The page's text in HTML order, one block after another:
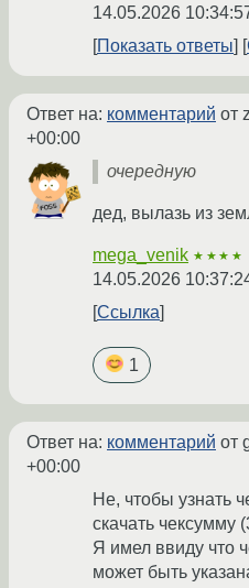
14.05.2026
Показать ответы
Ответ на: комментарий от
+00:00
очередную
дед, вылазь из
mega_venik ★★★★
14.05.2026
Ссылка
1
Ответ на: комментарий от
+00:00
Не, чтобы узнать
скачать чексумму
Я имел ввиду что
может быть